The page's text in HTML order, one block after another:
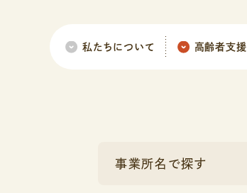
私たちについて 高齢者支援
事業所名で探す